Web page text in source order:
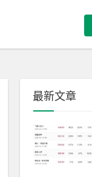
最新文章